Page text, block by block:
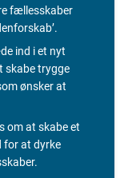
fællesskaber
ind i et nyt
skabe trygge
ønsker at
om at skabe et
for at dyrke